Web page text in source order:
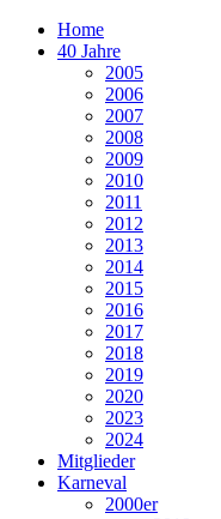
Home
40 Jahre
2005
2006
2007
2008
2009
2010
2011
2012
2013
2014
2015
2016
2017
2018
2019
2020
2023
2024
Mitglieder
Karneval
2000er